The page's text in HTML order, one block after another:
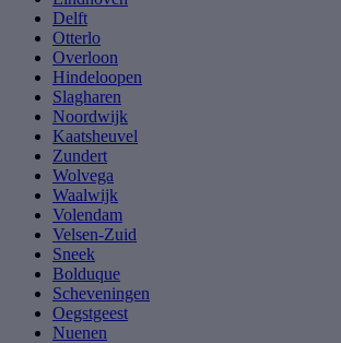
Delft
Otterlo
Overloon
Hindeloopen
Slagharen
Noordwijk
Kaatsheuvel
Zundert
Wolvega
Waalwijk
Volendam
Velsen-Zuid
Sneek
Bolduque
Scheveningen
Oegstgeest
Nuenen